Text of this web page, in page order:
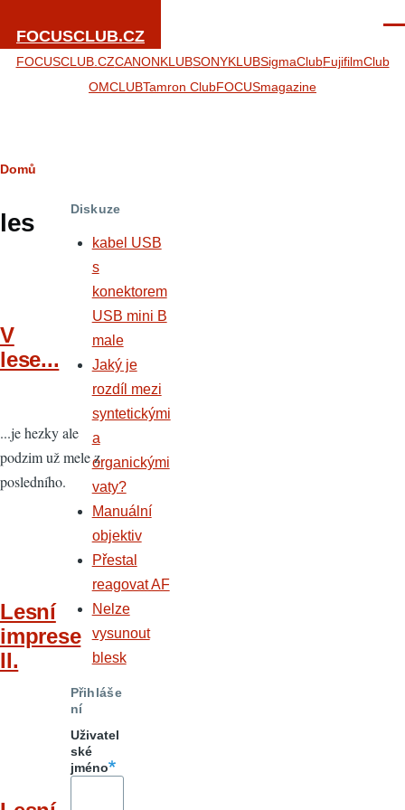
FOCUSCLUB.CZ
FOCUSCLUB.CZCANONKLUBSONYKLUBSigmaClubFujifilmClub
OMCLUBTamron ClubFOCUSmagazine
Drobečková
navigace
Domů
les
V
lese...
...je hezky ale
podzim už mele z
posledního.
Lesní
imprese
II.
Diskuze
kabel USB
s
konektorem
USB mini B
male
Jaký je
rozdíl mezi
syntetickými
a
organickými
vaty?
Manuální
objektiv
Přestal
reagovat AF
Nelze
vysunout
blesk
Přihláše
ní
Uživatel
ské
jméno